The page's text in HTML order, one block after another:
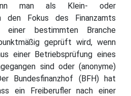
man als Klein- oder
den Fokus des Finanzamts
einer bestimmten Branche
geprüft wird, wenn
einer Betriebsprüfung eines
sind oder (anonyme)
Bundesfinanzhof (BFH) hat
ein Freiberufler nach einer